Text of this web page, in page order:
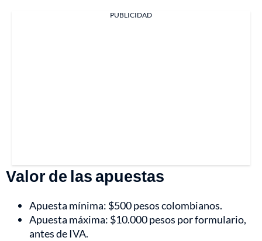
PUBLICIDAD
Valor de las apuestas
Apuesta mínima: $500 pesos colombianos.
Apuesta máxima: $10.000 pesos por formulario,
antes de IVA.